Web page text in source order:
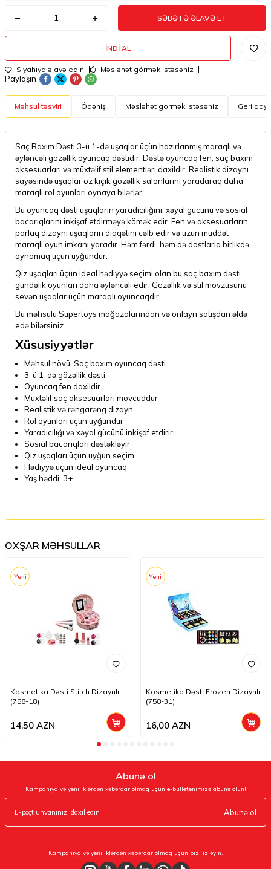
SƏBƏTƏ ƏLAVƏ ET
İNDI AL
Siyahıya əlavə edin Məsləhət görmək istəsəniz
Paylaşın
Məhsul təsviri Ödəniş Məsləhət görmək istəsəniz Geri
Saç Baxım Dəsti 3-ü 1-də uşaqlar üçün hazırlanmış maraqlı və
əyləncəli gözəllik oyuncaq dəstidir. Dəstə oyuncaq fen, saç baxım
aksesuarları və müxtəlif stil elementləri daxildir. Realistik dizaynı
sayəsində uşaqlar öz kiçik gözəllik salonlarını yaradaraq daha
maraqlı rol oyunları oynaya bilərlər.
Bu oyuncaq dəsti uşaqların yaradıcılığını, xəyal gücünü və sosial
bacarıqlarını inkişaf etdirməyə kömək edir. Fen və aksesuarların
parlaq dizaynı uşaqların diqqətini cəlb edir və uzun müddət
maraqlı oyun imkanı yaradır. Həm fərdi, həm də dostlarla birlikdə
oynamaq üçün uyğundur.
Qız uşaqları üçün ideal hədiyyə seçimi olan bu saç baxım dəsti
gündəlik oyunları daha əyləncəli edir. Gözəllik və stil mövzusunu
sevən uşaqlar üçün maraqlı oyuncaqdır.
Bu məhsulu Supertoys mağazalarından və onlayn satışdan əldə
edə bilərsiniz.
Xüsusiyyətlər
Məhsul növü: Saç baxım oyuncaq dəsti
3-ü 1-də gözəllik dəsti
Oyuncaq fen daxildir
Müxtəlif saç aksesuarları mövcuddur
Realistik və rəngarəng dizayn
Rol oyunları üçün uyğundur
Yaradıcılığı və xəyal gücünü inkişaf etdirir
Sosial bacarıqları dəstəkləyir
Qız uşaqları üçün uyğun seçim
Hədiyyə üçün ideal oyuncaq
Yaş həddi: 3+
OXŞAR MƏHSULLAR
Yeni
Kosmetika Dəsti Stitch Dizaynlı
(758-18)
14,50 AZN
Yeni
Kosmetika Dəsti Frozen Dizaynlı
(758-31)
16,00AZN
Abunə ol
Kampaniya və yeniliklərdən xəbərdar olmaq üçün e-bülletenimizə abunə olun!
Abunə ol
Kampaniya və yeniliklərdən xəbərdar olmaq üçün bizi izləyin.